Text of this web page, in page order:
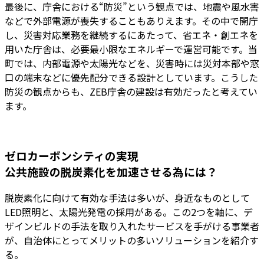
最後に、庁舎における“防災”という観点では、地震や風水害
などで外部電源が喪失することもありえます。その中で開庁
し、災害対応業務を継続するにあたって、省エネ・創エネを
用いた庁舎は、必要最小限なエネルギーで運営可能です。当
町では、内部電源や太陽光などを、災害時には災対本部や窓
口の端末などに優先配分できる設計としています。こうした
防災の観点からも、ZEB庁舎の建設は有効だったと考えてい
ます。
ゼロカーボンシティの実現
公共施設の脱炭素化を加速させる為には？
脱炭素化に向けて有効な手法は多いが、身近なものとして
LED照明と、太陽光発電の採用がある。この2つを軸に、デ
ザインビルドの手法を取り入れたサービスを手がける事業者
が、自治体にとってメリットの多いソリューションを紹介す
る。